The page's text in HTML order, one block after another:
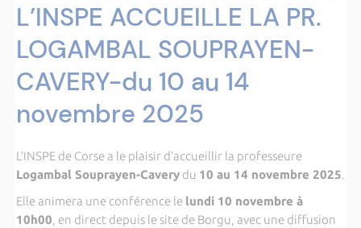
L’INSPE ACCUEILLE LA PR.
LOGAMBAL SOUPRAYEN-
CAVERY-du 10 au 14
novembre 2025
L’INSPE de Corse a le plaisir d’accueillir la professeure
Logambal Souprayen-Caverydu 10 au 14 novembre 2025.
Elle animera une conférence le lundi 10 novembre à
10h00, en direct depuis le site de Borgu, avec une diffusion